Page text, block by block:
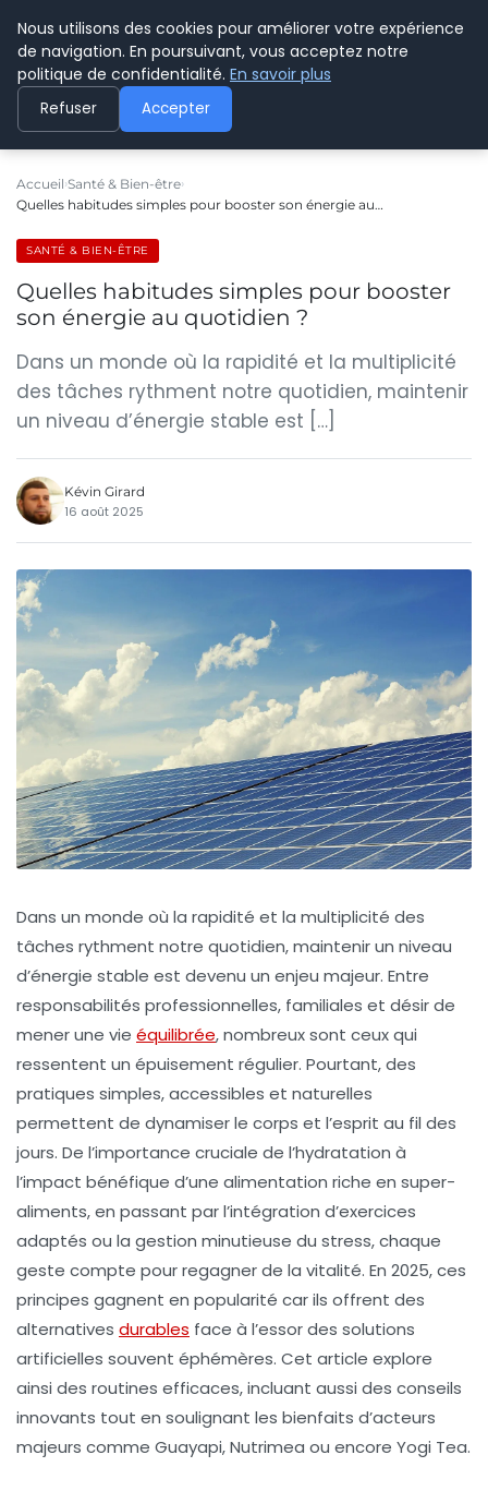
CYBERPARAPHARMACIE
Accueil Santé & Bien-être
Quelles habitudes simples pour booster son énergie au…
SANTÉ & BIEN-ÊTRE
Quelles habitudes simples pour booster
son énergie au quotidien ?
Dans un monde où la rapidité et la multiplicité
des tâches rythment notre quotidien, maintenir
un niveau d’énergie stable est […]
Kévin Girard
16 août 2025
Dans un monde où la rapidité et la multiplicité des
tâches rythment notre quotidien, maintenir un niveau
d’énergie stable est devenu un enjeu majeur. Entre
responsabilités professionnelles, familiales et désir de
mener une vie équilibrée, nombreux sont ceux qui
ressentent un épuisement régulier. Pourtant, des
pratiques simples, accessibles et naturelles
permettent de dynamiser le corps et l’esprit au fil des
jours. De l’importance cruciale de l’hydratation à
l’impact bénéfique d’une alimentation riche en super-
aliments, en passant par l’intégration d’exercices
adaptés ou la gestion minutieuse du stress, chaque
geste compte pour regagner de la vitalité. En 2025, ces
principes gagnent en popularité car ils offrent des
alternatives durables face à l’essor des solutions
artificielles souvent éphémères. Cet article explore
ainsi des routines efficaces, incluant aussi des conseils
innovants tout en soulignant les bienfaits d’acteurs
majeurs comme Guayapi, Nutrimea ou encore Yogi Tea.
Nous utilisons des cookies pour améliorer votre expérience
de navigation. En poursuivant, vous acceptez notre
politique de confidentialité. En savoir plus
Refuser Accepter